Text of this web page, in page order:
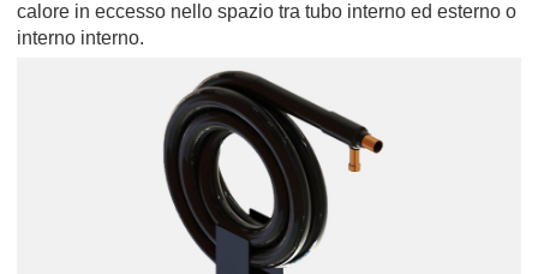
calore in eccesso nello spazio tra tubo interno ed esterno o
interno interno.